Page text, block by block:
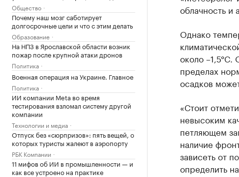
Общество
Почему наш мозг саботирует
долгосрочные цели и что с этим делать
Образование
На НПЗ в Ярославской области возник
пожар после крупной атаки дронов
Политика
Военная операция на Украине. Главное
Политика
ИИ компании Meta во время
тестирования взломал систему другой
компании
Технологии и медиа
Отпуск без «сюрпризов»: пять вещей, о
которых туристы жалеют в аэропорту
РБК Компании
11 мифов об ИИ в промышленности — и
как все устроено на практике
облачность и
Однако
около –1,5°C.
пределах
осадков
«Стоит
невысоким
петляющем
наличие
зависеть от
определить